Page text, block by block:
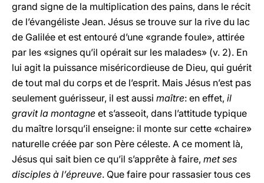
grand signe de la multiplication des pains, dans le récit
de l’évangéliste Jean. Jésus se trouve sur la rive du lac
de Galilée et est entouré d’une «grande foule», attirée
par les «signes qu’il opérait sur les malades» (v. 2). En
lui agit la puissance miséricordieuse de Dieu, qui guérit
de tout mal du corps et de l’esprit. Mais Jésus n’est pas
seulement guérisseur, il est aussi maître: en effet, il
gravit la montagne et s’asseoit, dans l’attitude typique
du maître lorsqu’il enseigne: il monte sur cette «chaire»
naturelle créée par son Père céleste. A ce moment là,
Jésus qui sait bien ce qu’il s’apprête à faire, met ses
disciples à l’épreuve. Que faire pour rassasier tous ces